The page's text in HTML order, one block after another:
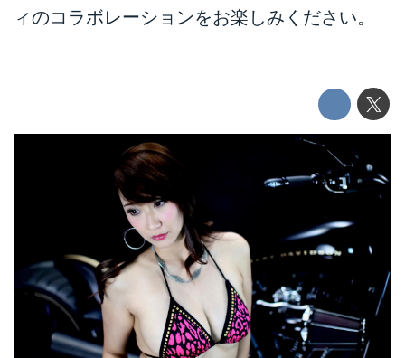
ィのコラボレーションをお楽しみください。